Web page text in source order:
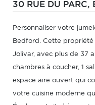
30 RUE DU PARC,
Personnaliser votre
Bedford. Cette
Jolivar, avec plus de 37
chambres à coucher, 1
espace aire ouvert qui
votre cuisine moderne